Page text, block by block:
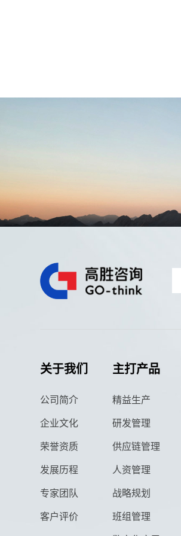
关于我们
公司简介
企业文化
荣誉资质
发展历程
专家团队
客户评价
主打产品
精益生产
研发管理
供应链管理
人资管理
战略规划
班组管理